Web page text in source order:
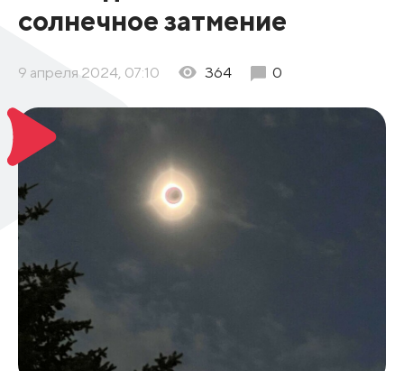
солнечное затмение
9 апреля 2024, 07:10 364 0